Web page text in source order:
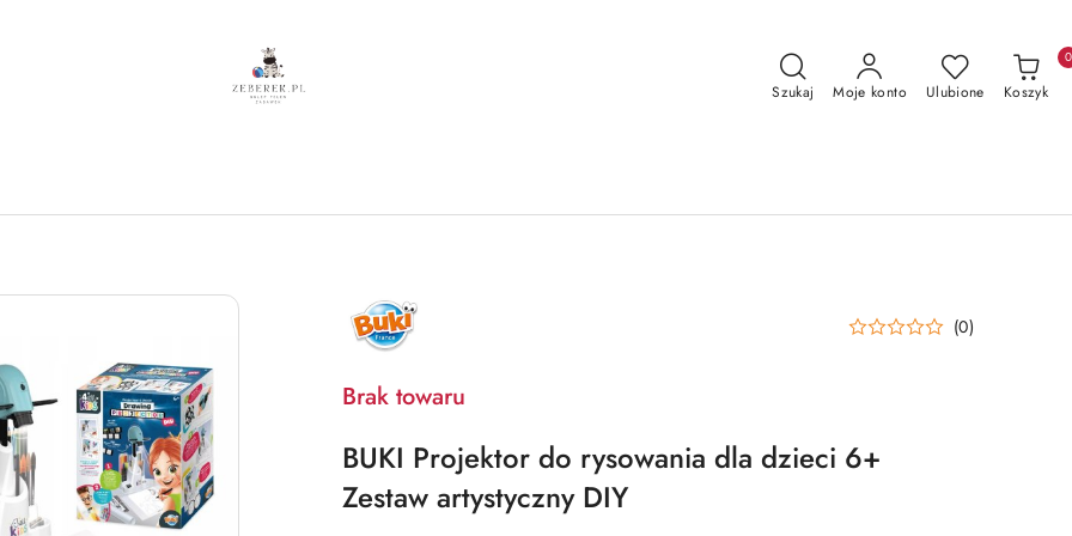
Szukaj Moje konto Ulubione Koszyk
0
NAZWA
PRODUCENTA:
BUKI (0)
Brak towaru
BUKI Projektor do rysowania dla dzieci 6+
Zestaw artystyczny DIY